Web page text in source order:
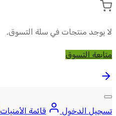
لا يوجد منتجات في سلة التسوق.
متابعة التسوق
تسجيل الدخول
قائمة الأمنيات